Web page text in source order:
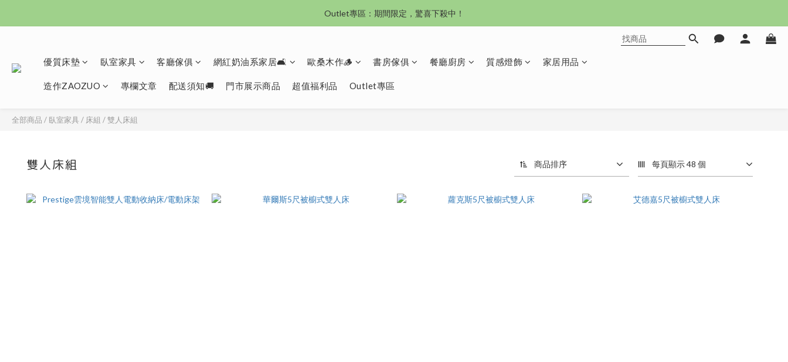
沙發新登場｜想躺就躺，頭等艙到商務艙一次擁有
Outlet專區：期間限定，驚喜下殺中！
優質床墊 臥室家具 客廳傢俱 網紅奶油系家居🛋️ 歐桑木作🪵 書房傢俱 餐廳廚房 質感燈飾 家居用品
造作ZAOZUO 專欄文章 配送須知🚚 門市展示商品 超值福利品 Outlet專區
全部商品 / 臥室家具 / 床組 /雙人床組
雙人床組 商品排序 每頁顯示 48 個